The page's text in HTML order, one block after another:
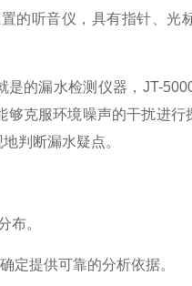
的听音仪，具有指针、光
是的漏水检测仪器， JT-
克服环境噪声的干扰进
判断漏水疑点。
布。
定提供可靠的分析依据。